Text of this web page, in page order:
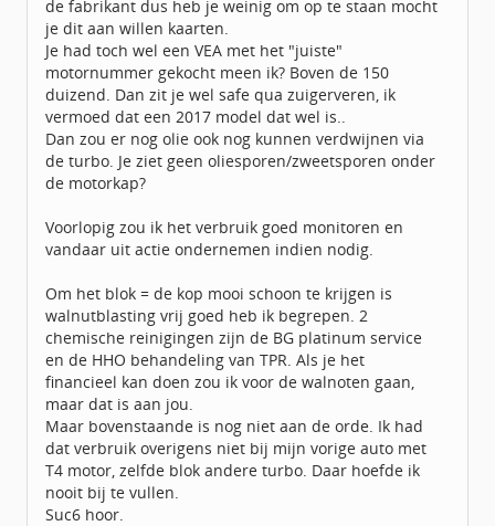
de fabrikant dus heb je weinig om op te staan mocht
je dit aan willen kaarten.
Je had toch wel een VEA met het "juiste"
motornummer gekocht meen ik? Boven de 150
duizend. Dan zit je wel safe qua zuigerveren, ik
vermoed dat een 2017 model dat wel is..
Dan zou er nog olie ook nog kunnen verdwijnen via
de turbo. Je ziet geen oliesporen/zweetsporen onder
de motorkap?
Voorlopig zou ik het verbruik goed monitoren en
vandaar uit actie ondernemen indien nodig.
Om het blok = de kop mooi schoon te krijgen is
walnutblasting vrij goed heb ik begrepen. 2
chemische reinigingen zijn de BG platinum service
en de HHO behandeling van TPR. Als je het
financieel kan doen zou ik voor de walnoten gaan,
maar dat is aan jou.
Maar bovenstaande is nog niet aan de orde. Ik had
dat verbruik overigens niet bij mijn vorige auto met
T4 motor, zelfde blok andere turbo. Daar hoefde ik
nooit bij te vullen.
Suc6 hoor.